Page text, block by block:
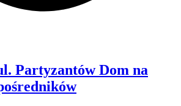
Partyzantów Dom na